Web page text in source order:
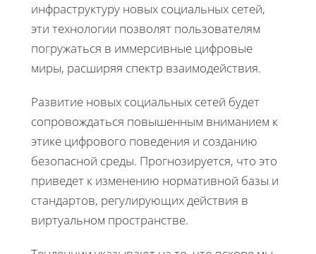
инфраструктуру новых социальных сетей,
эти технологии позволят пользователям
погружаться в иммерсивные цифровые
миры, расширяя спектр взаимодействия.
Развитие новых социальных сетей будет
сопровождаться повышенным вниманием к
этике цифрового поведения и созданию
безопасной среды. Прогнозируется, что это
приведет к изменению нормативной базы и
стандартов, регулирующих действия в
виртуальном пространстве.